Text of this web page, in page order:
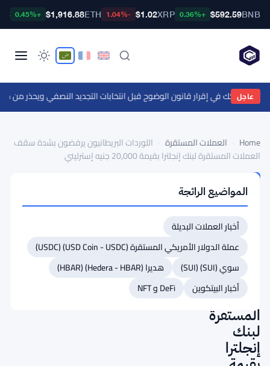
BNB
$592.59
+0.36%
XRP
$1.02
-1.04%
ETH
$1,916.88
+0.45%
عاجل
Home العملات المستقرة
اللوردات البريطانيون يرفضون بشدة سقف
العملات المستقرة لبنك إنجلترا بقيمة 20,000 جنيه إسترليني
المستقرة
اللوردات
البريطانيون
يرفضون
بشدة
سقف
العملات
المستقرة
لبنك
إنجلترا
المواضيع الرائجة
أخبار العملات البديلة
عملة الدولار الأمريكي المستقرة (USD Coin - USDC) (USDC)
سوي (SUI) (SUI)
هديرا (Hedera - HBAR) (HBAR)
أخبار البيتكوين
DeFi و NFT